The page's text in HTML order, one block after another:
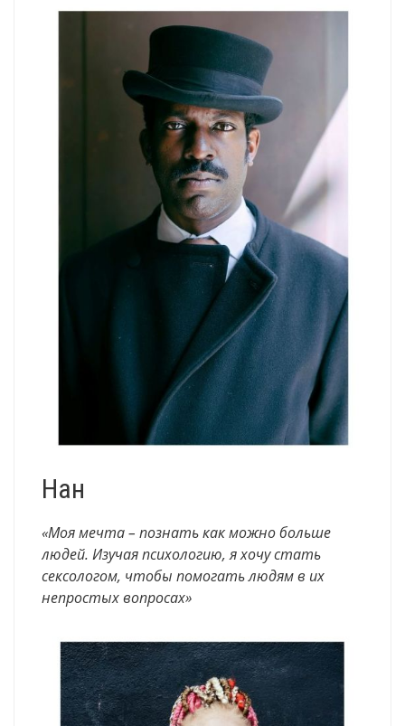
Нан
«Моя мечта – познать как можно больше
людей. Изучая психологию, я хочу стать
сексологом, чтобы помогать людям в их
непростых вопросах»